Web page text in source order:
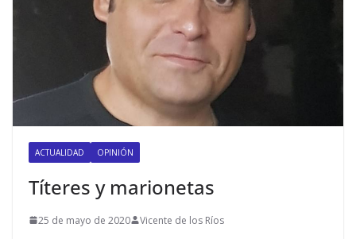
ACTUALIDAD OPINIÓN
Títeres y marionetas
25 de mayo de 2020 Vicente de los Ríos